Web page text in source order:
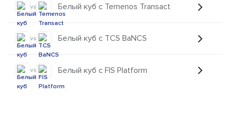
vs Белый куб с Temenos Transact
vs Белый куб с TCS BaNCS
vs Белый куб с FIS Platform